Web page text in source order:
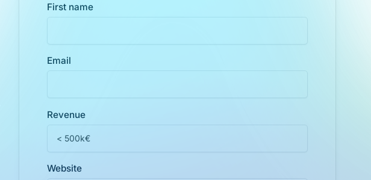
First name
Email
Revenue
Website